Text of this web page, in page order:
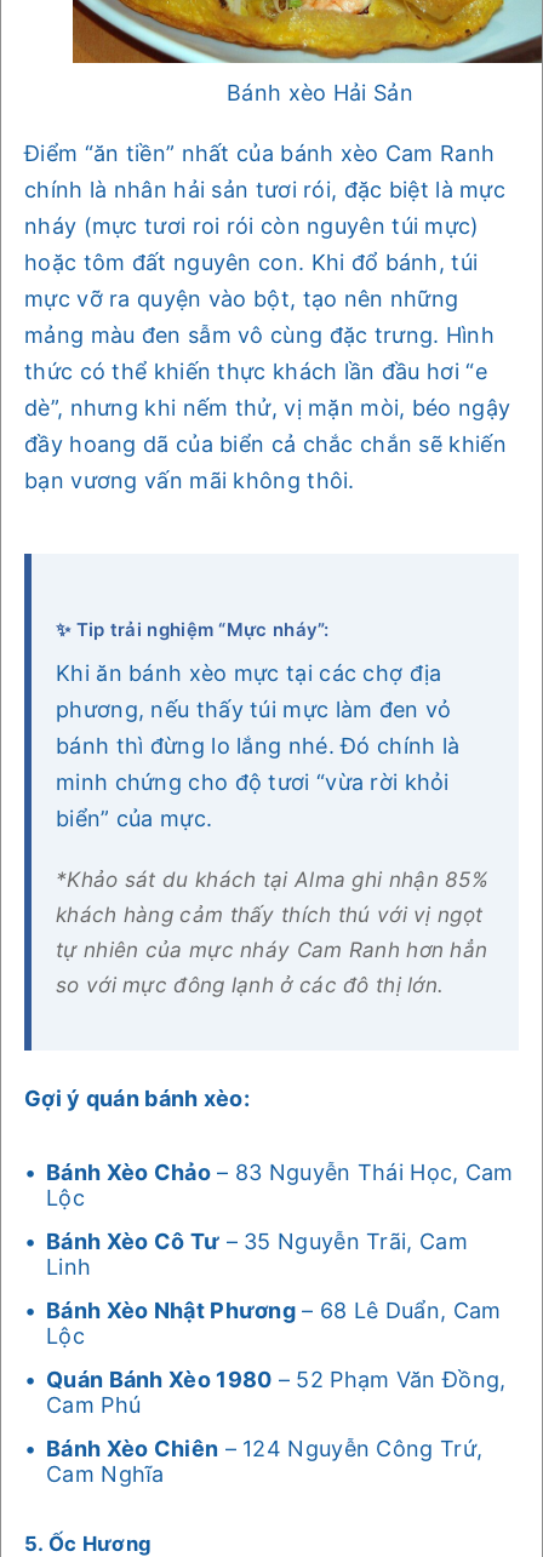
Bánh xèo Hải Sản
Điểm “ăn tiền” nhất của bánh xèo Cam Ranh
chính là nhân hải sản tươi rói, đặc biệt là mực
nháy (mực tươi roi rói còn nguyên túi mực)
hoặc tôm đất nguyên con. Khi đổ bánh, túi
mực vỡ ra quyện vào bột, tạo nên những
mảng màu đen sẫm vô cùng đặc trưng. Hình
thức có thể khiến thực khách lần đầu hơi “e
dè”, nhưng khi nếm thử, vị mặn mòi, béo ngậy
đầy hoang dã của biển cả chắc chắn sẽ khiến
bạn vương vấn mãi không thôi.
✨ Tip trải nghiệm “Mực nháy”:
Khi ăn bánh xèo mực tại các chợ địa
phương, nếu thấy túi mực làm đen vỏ
bánh thì đừng lo lắng nhé. Đó chính là
minh chứng cho độ tươi “vừa rời khỏi
biển” của mực.
*Khảo sát du khách tại Alma ghi nhận 85%
khách hàng cảm thấy thích thú với vị ngọt
tự nhiên của mực nháy Cam Ranh hơn hẳn
so với mực đông lạnh ở các đô thị lớn.
Gợi ý quán bánh xèo:
Bánh Xèo Chảo– 83 Nguyễn Thái Học, Cam
Lộc
Bánh Xèo Cô Tư – 35 Nguyễn Trãi, Cam
Linh
Bánh Xèo Nhật Phương – 68 Lê Duẩn, Cam
Lộc
Quán Bánh Xèo 1980 – 52 Phạm Văn Đồng,
Cam Phú
Bánh Xèo Chiên – 124 Nguyễn Công Trứ,
Cam Nghĩa
5. Ốc Hương